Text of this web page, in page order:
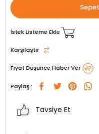
İstek Listeme Ekle
Karşılaştır
Fiyat Düşünce Haber Ver
Paylaş :
Tavsiye Et